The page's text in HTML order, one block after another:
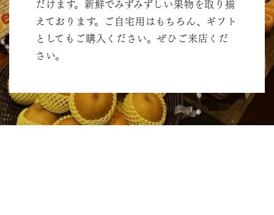
だけます。新鮮でみずみずしい果物を取り揃
えております。ご自宅用はもちろん、ギフト
としてもご購入ください。ぜひご来店くだ
さい。